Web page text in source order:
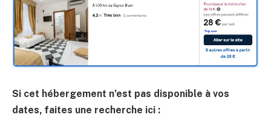
Si cet hébergement n’est pas disponible à vos
dates, faites une recherche ici :